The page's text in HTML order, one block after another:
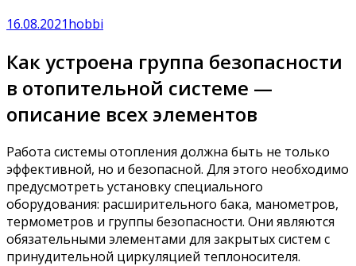
16.08.2021hobbi
Как устроена группа безопасности
в отопительной системе —
описание всех элементов
Работа системы отопления должна быть не только
эффективной, но и безопасной. Для этого необходимо
предусмотреть установку специального
оборудования: расширительного бака, манометров,
термометров и группы безопасности. Они являются
обязательными элементами для закрытых систем с
принудительной циркуляцией теплоносителя.